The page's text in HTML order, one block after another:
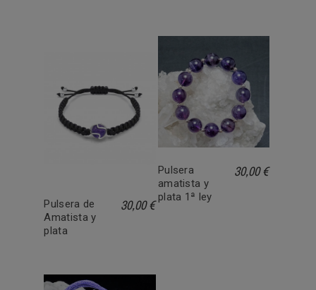
Pulsera de
Amatista y
plata
30,00 €
Pulsera
amatista y
plata 1ª ley
30,00 €